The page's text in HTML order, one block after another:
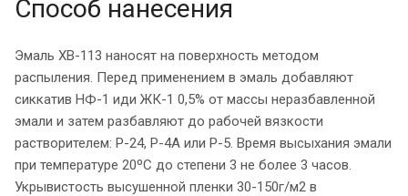
Способ нанесения
Эмаль ХВ-113 наносят на поверхность методом
распыления. Перед применением в эмаль добавляют
сиккатив НФ-1 иди ЖК-1 0,5% от массы неразбавленной
эмали и затем разбавляют до рабочей вязкости
растворителем: Р-24, Р-4А или Р-5. Время высыхания эмали
при температуре 20ºС до степени 3 не более 3 часов.
Укрывистость высушенной пленки 30-150г/м2 в